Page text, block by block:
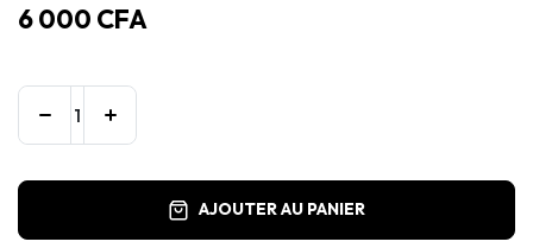
6 000 CFA
AJOUTER AU PANIER